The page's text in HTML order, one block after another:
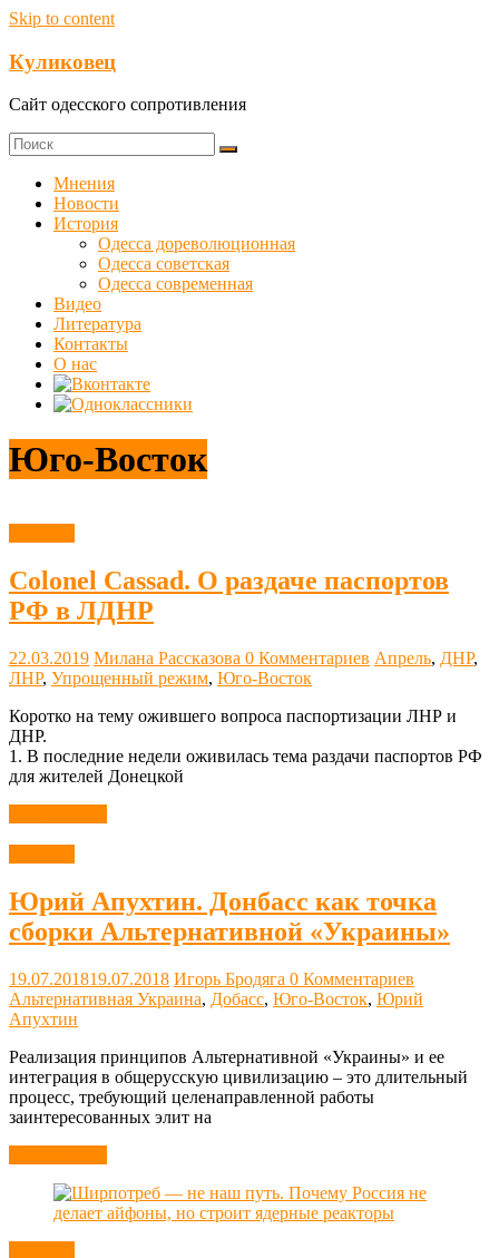
Skip to content
Куликовец
Сайт одесского сопротивления
Мнения
Новости
История
Одесса дореволюционная
Одесса советская
Одесса современная
Видео
Литература
Контакты
О нас
Юго-Восток
Colonel Cassad. О раздаче паспортов
РФ в ЛДНР
22.03.2019 Милана Рассказова 0 Комментариев Апрель, ДНР,
ЛНР, Упрощенный режим, Юго-Восток
Коротко на тему ожившего вопроса паспортизации ЛНР и
ДНР.
1. В последние недели оживилась тема раздачи паспортов РФ
для жителей Донецкой
Юрий Апухтин. Донбасс как точка
сборки Альтернативной «Украины»
19.07.201819.07.2018 Игорь Бродяга 0 Комментариев
Альтернативная Украина, Добасс, Юго-Восток, Юрий
Апухтин
Реализация принципов Альтернативной «Украины» и ее
интеграция в общерусскую цивилизацию – это длительный
процесс, требующий целенаправленной работы
заинтересованных элит на